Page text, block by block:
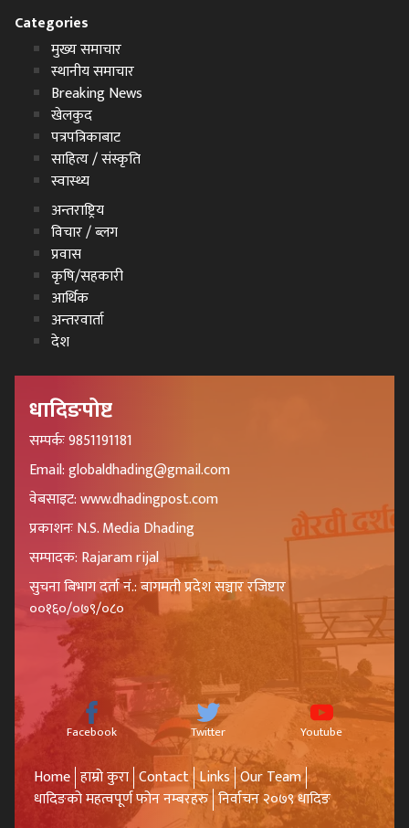
Categories
मुख्य समाचार
स्थानीय समाचार
Breaking News
खेलकुद
पत्रपत्रिकाबाट
साहित्य / संस्कृति
स्वास्थ्य
अन्तराष्ट्रिय
विचार / ब्लग
प्रवास
कृषि/सहकारी
आर्थिक
अन्तरवार्ता
देश
धादिङपोष्ट
सम्पर्कः 9851191181
Email: globaldhading@gmail.com
वेबसाइट: www.dhadingpost.com
प्रकाशनः N.S. Media Dhading
सम्पादक: Rajaram rijal
सुचना बिभाग दर्ता नं.: बागमती प्रदेश सञ्चार रजिष्टार
००१६०/०७९/०८०
Facebook Twitter Youtube
Home हाम्रो कुरा Contact Links Our Team
धादिङको महत्वपूर्ण फोन नम्बरहरु निर्वाचन २०७९ धादिङ